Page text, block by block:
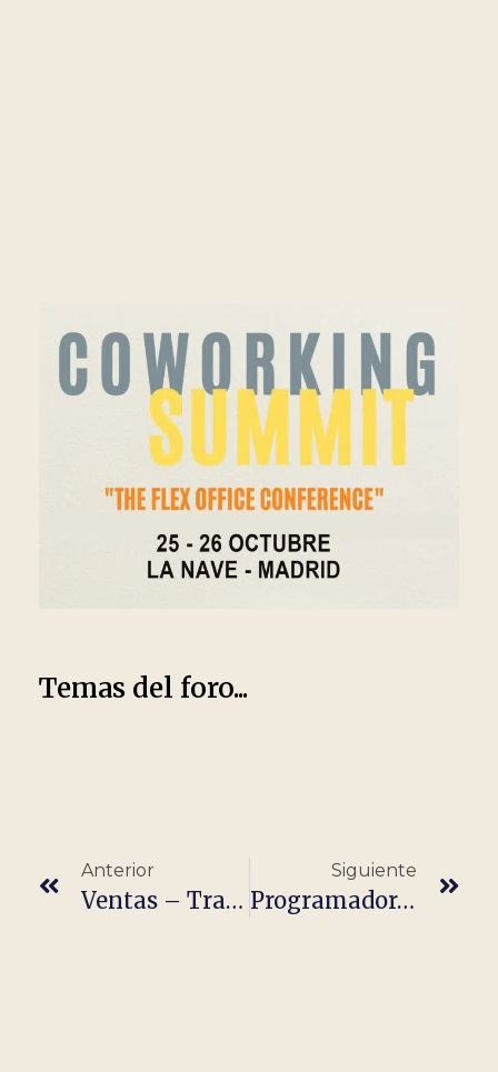
Temas del foro...
Anterior
Ventas – Trabajo 100% Remoto
Siguiente
Programador/a Frontend – REACT